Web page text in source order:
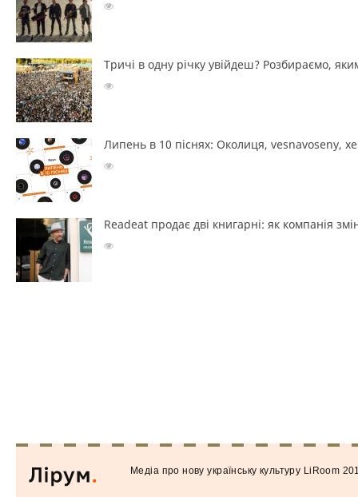
Тричі в одну річку увійдеш? Розбираємо,
Липень в 10 піснях: Околиця, vesnavoseny,
Readeat продає дві книгарні: як компанія
Медiа про нову українську культуру LiRoom